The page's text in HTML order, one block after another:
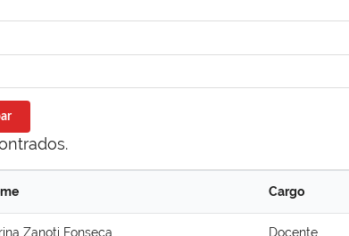
Cargo
Zanoti Fonseca Docente